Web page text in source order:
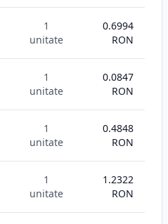
1
unitate
0.6994
RON
1
unitate
0.0847
RON
1
unitate
0.4848
RON
1
unitate
1.2322
RON